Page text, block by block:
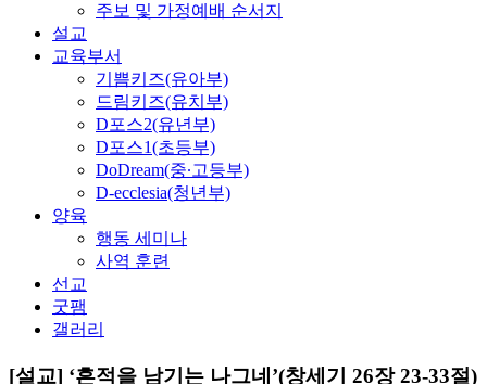
주보 및 가정예배 순서지
설교
교육부서
기쁨키즈(유아부)
드림키즈(유치부)
D포스2(유년부)
D포스1(초등부)
DoDream(중∙고등부)
D-ecclesia(청년부)
양육
행동 세미나
사역 훈련
선교
굿팸
갤러리
[설교] ‘흔적을 남기는 나그네’(창세기 26장 23-33절)